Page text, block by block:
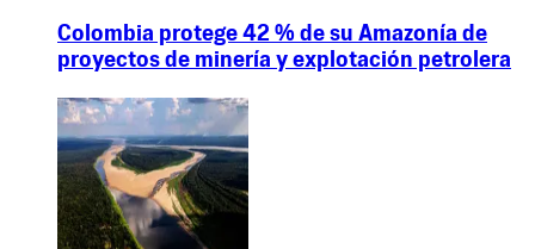
Colombia protege 42 % de su Amazonía de
proyectos de minería y explotación petrolera